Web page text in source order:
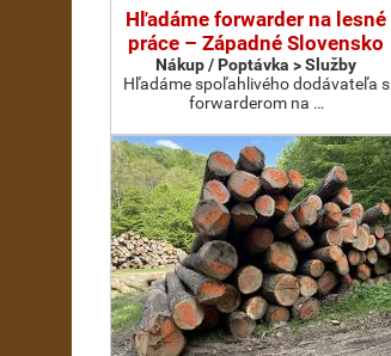
Hľadáme forwarder na lesné
práce – Západné Slovensko
Nákup / Poptávka > Služby
Hľadáme spoľahlivého dodávateľa s
forwarderom na …